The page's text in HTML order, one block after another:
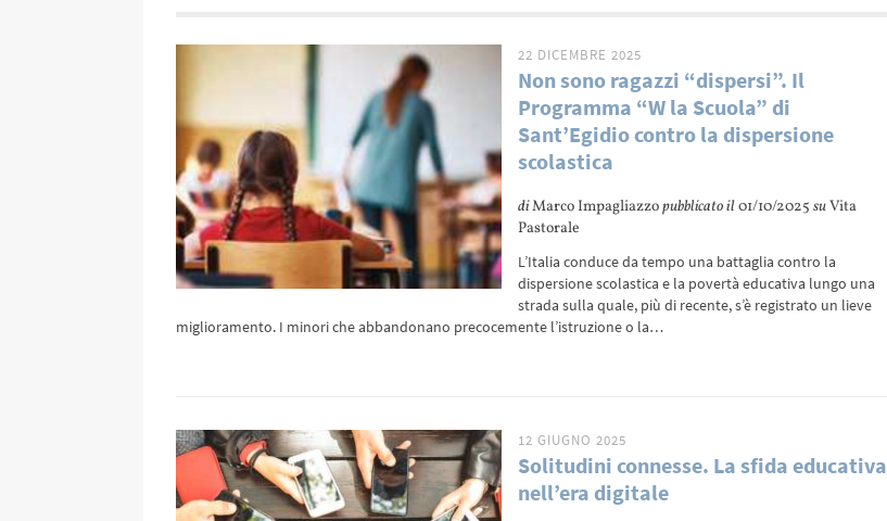
22 DICEMBRE 2025
Non sono ragazzi “dispersi”. Il
Programma “W la Scuola” di
Sant’Egidio contro la dispersione
scolastica
diMarco Impagliazzopubblicato il01/10/2025suVita
Pastorale
L’Italia conduce da tempo una battaglia contro la
dispersione scolastica e la povertà educativa lungo una
strada sulla quale, più di recente, s’è registrato un lieve
miglioramento. I minori che abbandonano precocemente l’istruzione o la…
12 GIUGNO 2025
Solitudini connesse. La sfida educativa
nell’era digitale